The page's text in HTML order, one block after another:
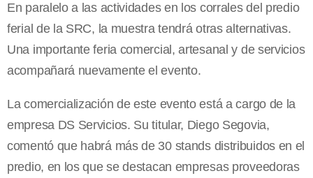
En paralelo a las actividades en los corrales del predio
ferial de la SRC, la muestra tendrá otras alternativas.
Una importante feria comercial, artesanal y de servicios
acompañará nuevamente el evento.
La comercialización de este evento está a cargo de la
empresa DS Servicios. Su titular, Diego Segovia,
comentó que habrá más de 30 stands distribuidos en el
predio, en los que se destacan empresas proveedoras